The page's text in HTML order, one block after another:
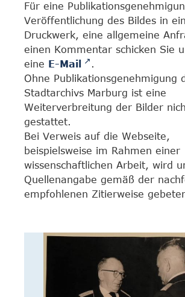
Für eine
Veröffentlichung des Bildes in
Druckwerk, eine allgemeine
einen Kommentar schicken Sie
eine E-Mail
.
Ohne Publikationsgenehmigung
Stadtarchivs Marburg ist eine
Weiterverbreitung der Bilder
gestattet.
Bei Verweis auf die Webseite,
beispielsweise im Rahmen einer
wissenschaftlichen Arbeit, wird
Quellenangabe gemäß der
empfohlenen Zitierweise